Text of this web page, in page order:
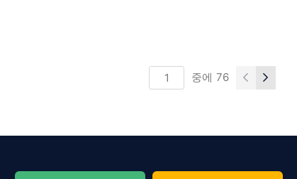
중에 76